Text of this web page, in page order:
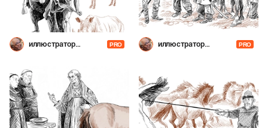
иллюстратор
PRO
иллюстратор
PRO